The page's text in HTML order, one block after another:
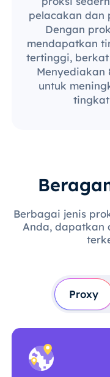
pelacakan dan
Dengan
mendapatkan
tertinggi,
Menyediakan
untuk
Berbagai jenis
Anda, dapatkan
Proxy